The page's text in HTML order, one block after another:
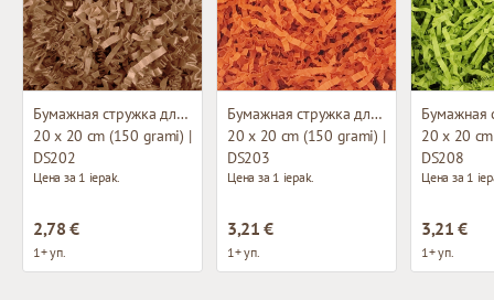
Бумажная стружка для декорирования
20 x 20 cm (150 grami) |
DS202
Цена за 1 iepak.
2,78 €
1+ уп.
Бумажная стружка для декорирования
20 x 20 cm (150 grami) |
DS203
Цена за 1 iepak.
3,21 €
1+ уп.
20 x 20
DS208
Цена за 1
3,21 €
1+ уп.